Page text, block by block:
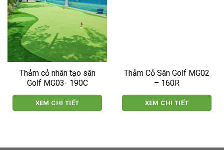
Thảm cỏ nhân tạo sân
Golf MG03- 190C
XEM CHI TIẾT
Thảm Cỏ Sân Golf MG02
– 160R
XEM CHI TIẾT